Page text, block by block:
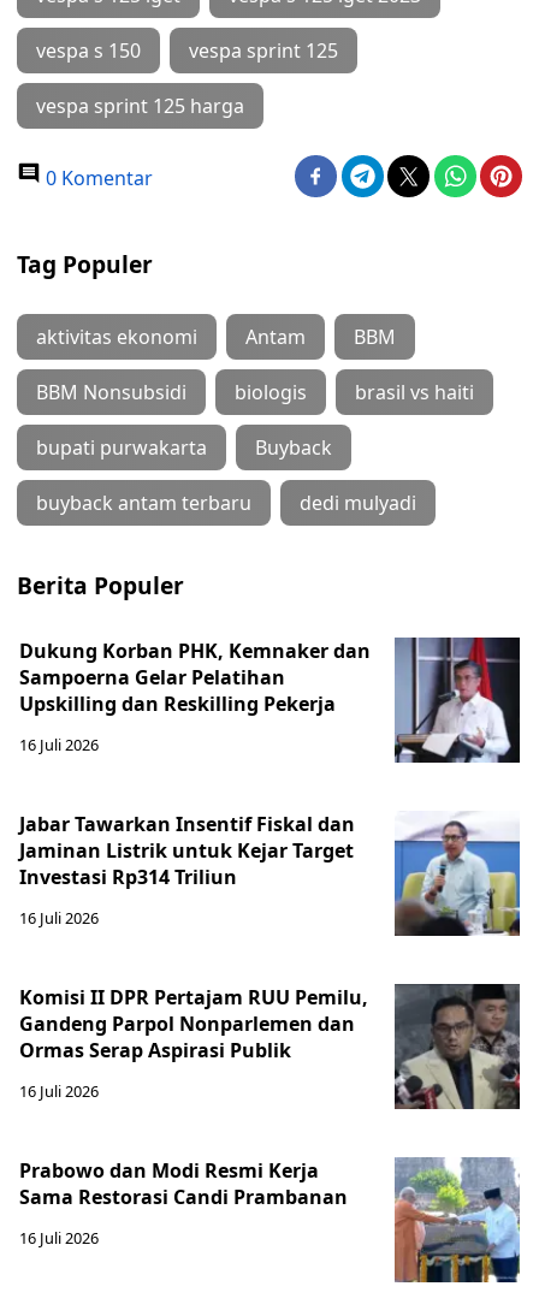
vespa s 150 vespa sprint 125
vespa sprint 125 harga
0 Komentar
Tag Populer
aktivitas ekonomi Antam BBM
BBM Nonsubsidi biologis brasil vs haiti
bupati purwakarta Buyback
buyback antam terbaru dedi mulyadi
Berita Populer
Dukung Korban PHK, Kemnaker dan
Sampoerna Gelar Pelatihan
Upskilling dan Reskilling Pekerja
16 Juli 2026
Jabar Tawarkan Insentif Fiskal dan
Jaminan Listrik untuk Kejar Target
Investasi Rp314 Triliun
16 Juli 2026
Komisi II DPR Pertajam RUU Pemilu,
Gandeng Parpol Nonparlemen dan
Ormas Serap Aspirasi Publik
16 Juli 2026
Prabowo dan Modi Resmi Kerja
Sama Restorasi Candi Prambanan
16 Juli 2026